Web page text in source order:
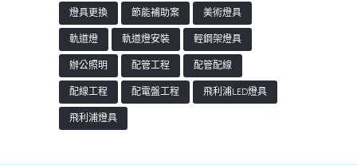
燈具更換 節能補助案
美術燈具
軌道燈
軌道燈安裝
輕鋼架燈具
辦公照明
配管工程
配管配線
配線工程
配電盤工程
飛利浦LED燈具
飛利浦燈具